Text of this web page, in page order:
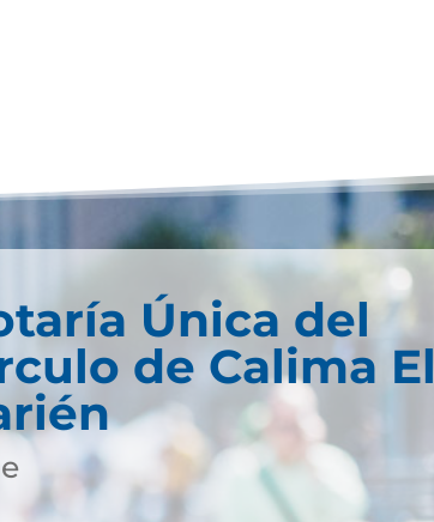
Única del
de Calima El